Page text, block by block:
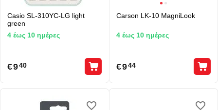
Casio SL-310YC-LG light
green
4 έως 10 ημέρες
€9 40
Carson LK-10 MagniLook
4 έως 10 ημέρες
€9 44